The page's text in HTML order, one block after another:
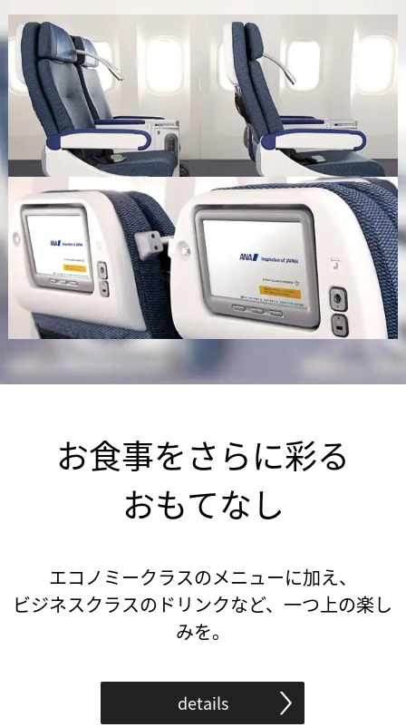
お食事をさらに彩る
おもてなし
エコノミークラスのメニューに加え、
ビジネスクラスのドリンクなど、一つ上の楽し
みを。
details